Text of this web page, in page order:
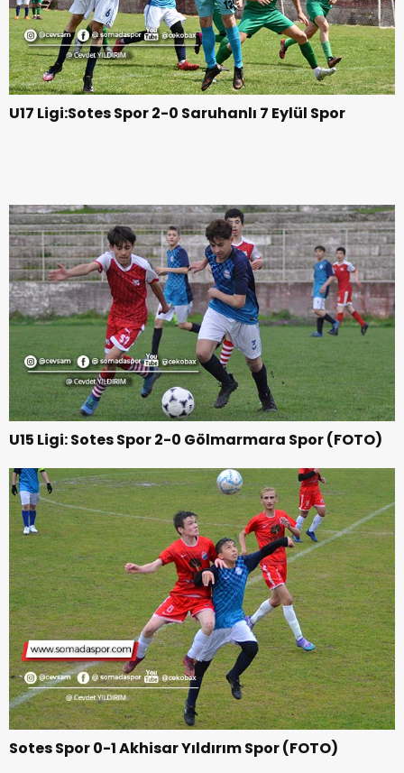
U17 Ligi:Sotes Spor 2-0 Saruhanlı 7 Eylül Spor
U15 Ligi: Sotes Spor 2-0 Gölmarmara Spor (FOTO)
Sotes Spor 0-1 Akhisar Yıldırım Spor (FOTO)